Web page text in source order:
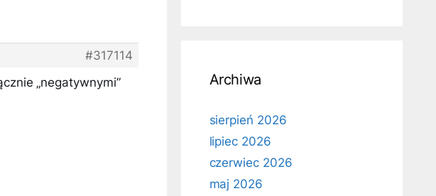
#317114
„negatywnymi”
Archiwa
sierpień 2026
lipiec 2026
czerwiec 2026
maj 2026